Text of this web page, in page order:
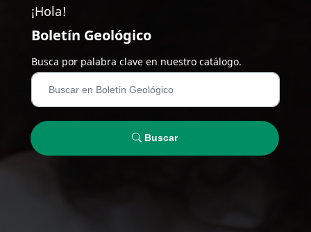
¡Hola!
Boletín Geológico
Busca por palabra clave en nuestro catálogo.
Buscar